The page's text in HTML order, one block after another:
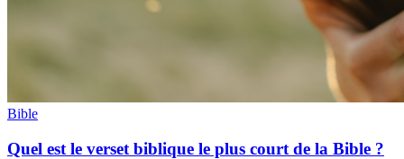
Bible
Quel est le verset biblique le plus court de la Bible ?